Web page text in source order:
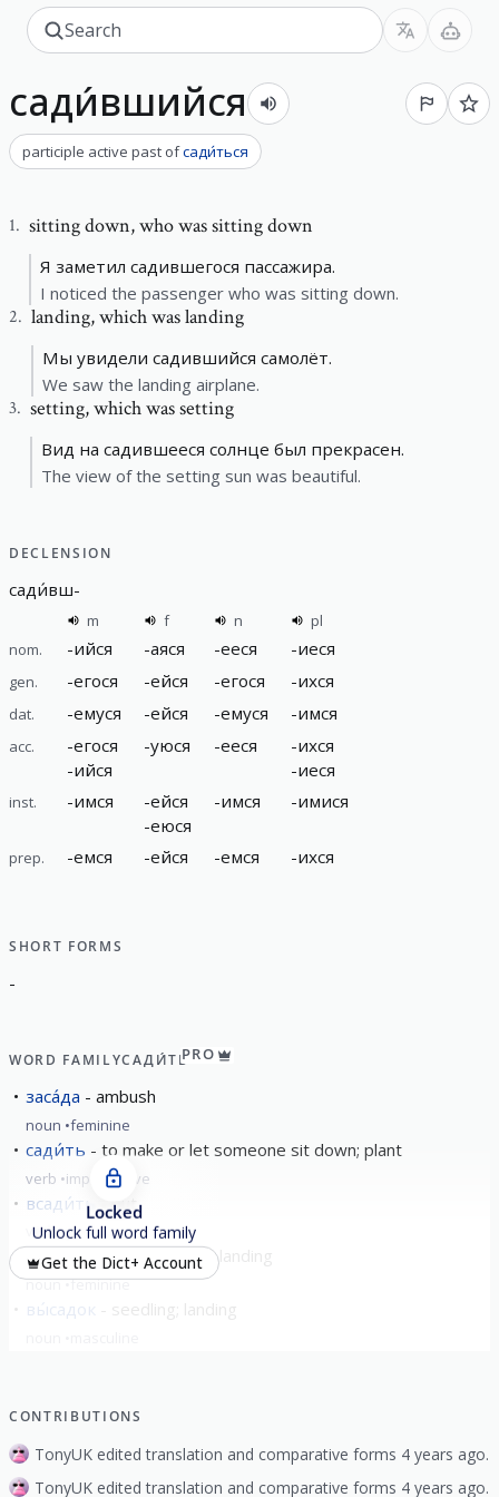
сади́вшийся
participle active past ofсади́ться
1. sitting down,who was sitting down
Я заметил садившегося пассажира.
I noticed the passenger who was sitting down.
2. landing,which was landing
Мы увидели садившийся самолёт.
We saw the landing airplane.
3. setting,which was setting
Вид на садившееся солнце был прекрасен.
The view of the setting sun was beautiful.
DECLENSION
сади́вш-
m f n
pl
nom.
-ийся -аяся -ееся -иеся
gen. -егося -ейся -егося -ихся
dat. -емуся -ейся -емуся -имся
acc. -егося
-ийся
-уюся -ееся -ихся
-иеся
inst. -имся -ейся
-еюся
-имся -имися
prep. -емся -ейся -емся -ихся
SHORT FORMS
-
WORD FAMILYСАДИ́ТЬPRO
заса́да ambush
noun feminine
сади́ть to make or let someone sit down; plant
verb imperfective
всади́ть put
verb perfective
вы́садка planting (out); landing
noun feminine
вы́садок
Locked
Unlock full word family
Get the Dict+ Account
CONTRIBUTIONS
TonyUK edited translation and comparative forms 4 years ago.
TonyUK edited translation and comparative forms 4 years ago.